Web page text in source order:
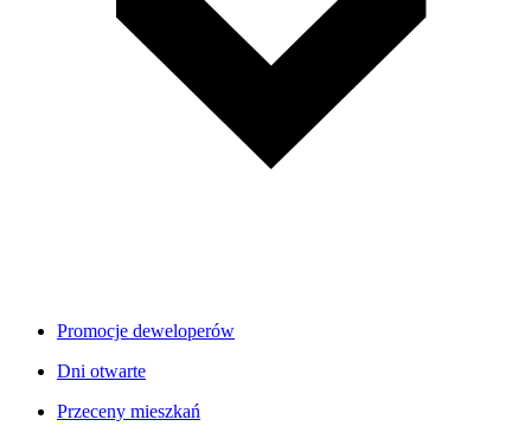
Promocje deweloperów
Dni otwarte
Przeceny mieszkań